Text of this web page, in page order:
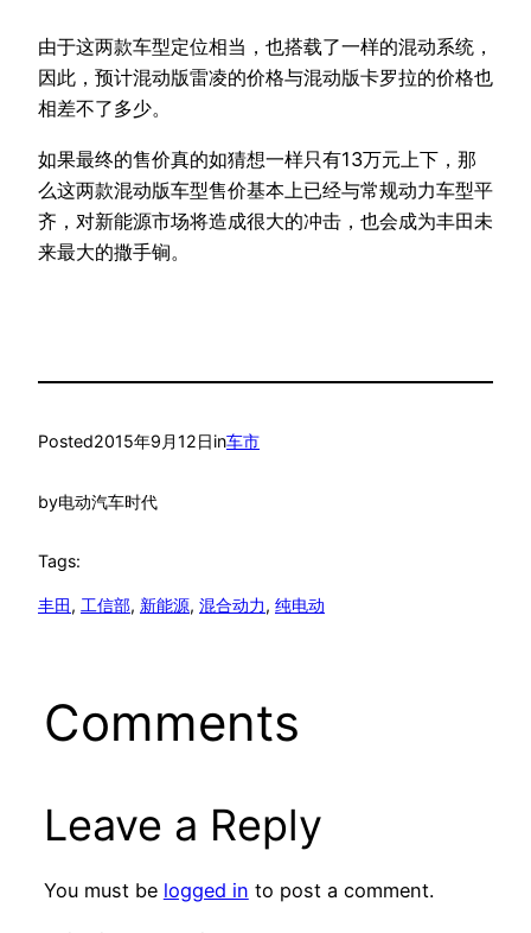
由于这两款车型定位相当，也搭载了一样的混动系统，
因此，预计混动版雷凌的价格与混动版卡罗拉的价格也
相差不了多少。
如果最终的售价真的如猜想一样只有13万元上下，那
么这两款混动版车型售价基本上已经与常规动力车型平
齐，对新能源市场将造成很大的冲击，也会成为丰田未
来最大的撒手锏。
Posted2015年9月12日in车市
by电动汽车时代
Tags:
丰田, 工信部, 新能源, 混合动力, 纯电动
Comments
Leave a Reply
You must be logged in to post a comment.